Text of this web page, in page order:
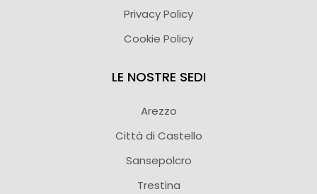
Privacy Policy
Cookie Policy
LE NOSTRE SEDI
Arezzo
Città di Castello
Sansepolcro
Trestina